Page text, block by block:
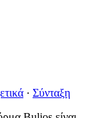
· Σύνταξη